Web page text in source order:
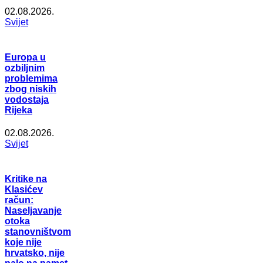
02.08.2026.
Svijet
Europa u
ozbiljnim
problemima
zbog niskih
vodostaja
Rijeka
02.08.2026.
Svijet
Kritike na
Klasićev
račun:
Naseljavanje
otoka
stanovništvom
koje nije
hrvatsko, nije